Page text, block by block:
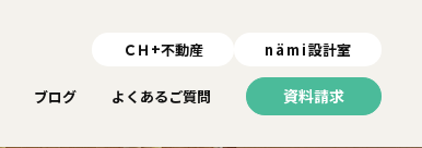
ＣＨ+不動産 nämi設計室
ブログ よくあるご質問 資料請求